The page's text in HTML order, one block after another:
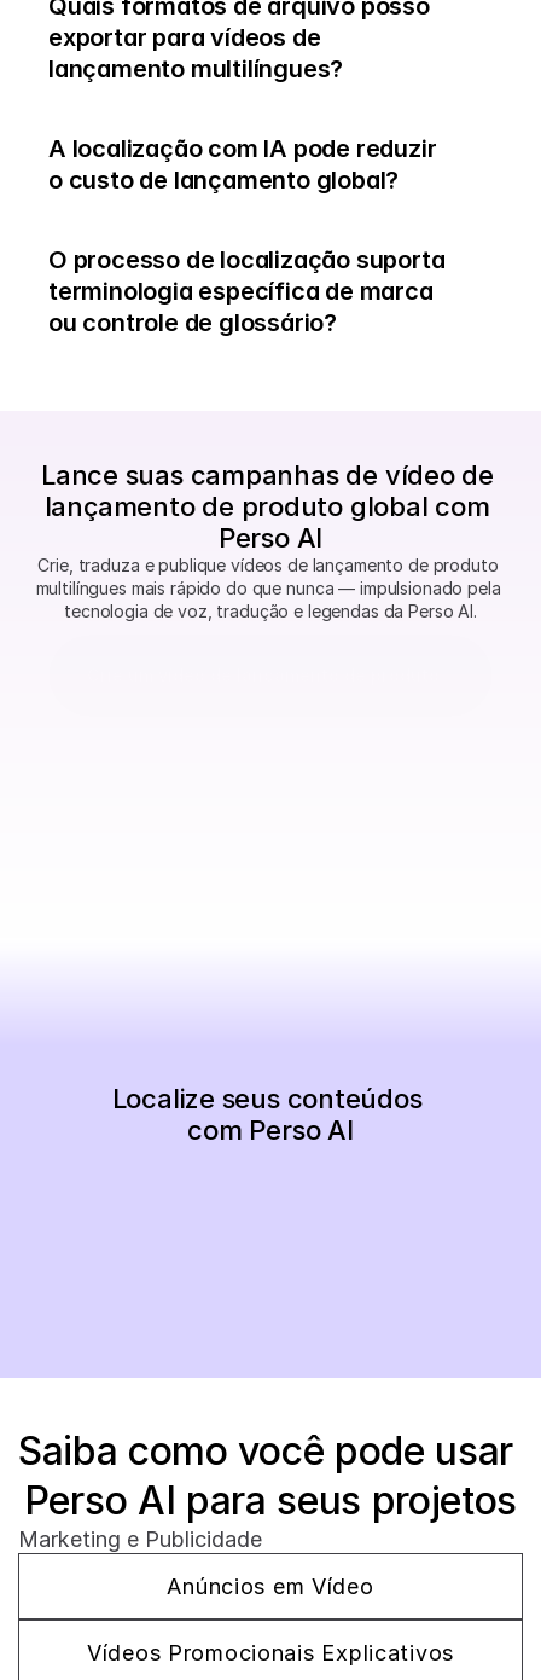
Quais formatos de arquivo posso
exportar para vídeos de
lançamento multilíngues?
A localização com IA pode reduzir
o custo de lançamento global?
O processo de localização suporta
terminologia específica de marca
ou controle de glossário?
Lance suas campanhas de vídeo de
lançamento de produto global com
Perso AI
Crie, traduza e publique vídeos de lançamento de produto
multilíngues mais rápido do que nunca — impulsionado pela
tecnologia de voz, tradução e legendas da Perso AI.
Saiba como você pode usar
Perso AI para seus projetos
Marketing e Publicidade
Anúncios em Vídeo
Vídeos Promocionais Explicativos
Localize seus conteúdos
com Perso AI